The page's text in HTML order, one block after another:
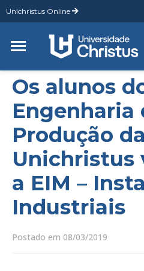
Unichristus Online
Os alunos
Engenharia
Produção da
Unichristus
a EIM –
Industriais
Postado em 08/03/2019